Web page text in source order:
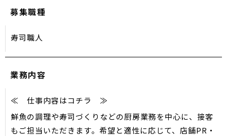
募集職種
寿司職人
業務内容
≪ 仕事内容はコチラ ≫
鮮魚の調理や寿司づくりなどの厨房業務を中心に、接客
もご担当いただきます。希望と適性に応じて、店舗PR・